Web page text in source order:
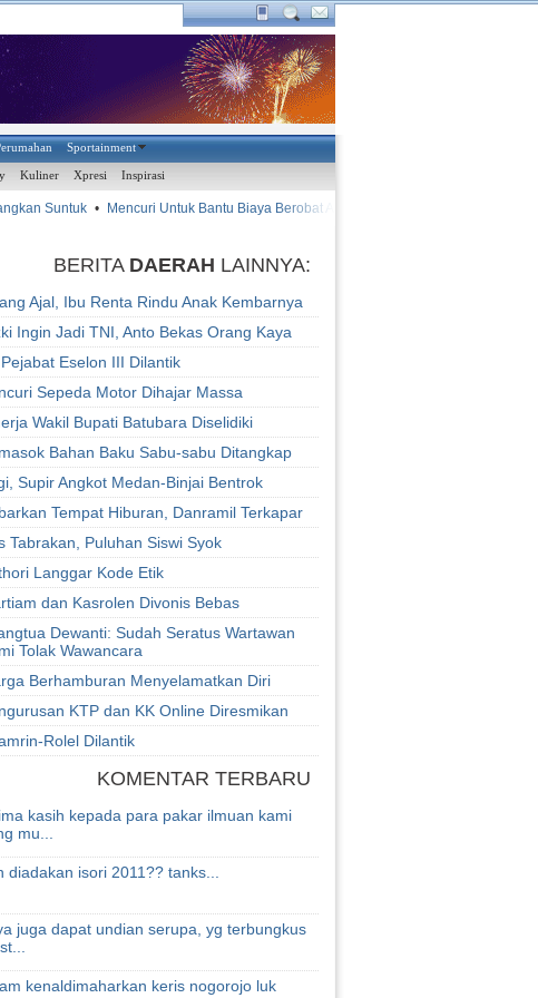
Sportainment
Kuliner Xpresi Inspirasi
Suntuk • Mencuri Untuk Bantu Biaya Berobat Abang
BERITA DAERAH LAINNYA:
Ajal, Ibu Renta Rindu Anak Kembarnya
Ingin Jadi TNI, Anto Bekas Orang Kaya
Eselon III Dilantik
Sepeda Motor Dihajar Massa
Wakil Bupati Batubara Diselidiki
Bahan Baku Sabu-sabu Ditangkap
Supir Angkot Medan-Binjai Bentrok
Tempat Hiburan, Danramil Terkapar
Tabrakan, Puluhan Siswi Syok
Langgar Kode Etik
dan Kasrolen Divonis Bebas
Dewanti: Sudah Seratus Wartawan
Tolak Wawancara
Berhamburan Menyelamatkan Diri
KTP dan KK Online Diresmikan
Rolel Dilantik
KOMENTAR TERBARU
kasih kepada para pakar ilmuan kami
mu...
diadakan isori 2011?? tanks...
juga dapat undian serupa, yg terbungkus
kenaldimaharkan keris nogorojo luk